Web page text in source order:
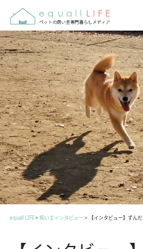
equall LIFE> 飼い主インタビュー > 【インタビュー】ずん